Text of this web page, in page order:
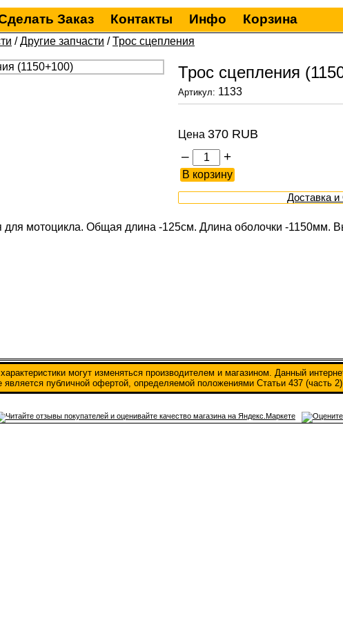
Заказ Контакты Инфо
Корзина
/Другие запчасти /Трос сцепления
Трос сцепления
Артикул: 1133
Цена 370 RUB
– +
Доставка
для мотоцикла. Общая длина -125см. Длина оболочки -1150мм.
могут изменяться производителем и магазином. Данный
публичной офертой, определяемой положениями Статьи 437 (часть